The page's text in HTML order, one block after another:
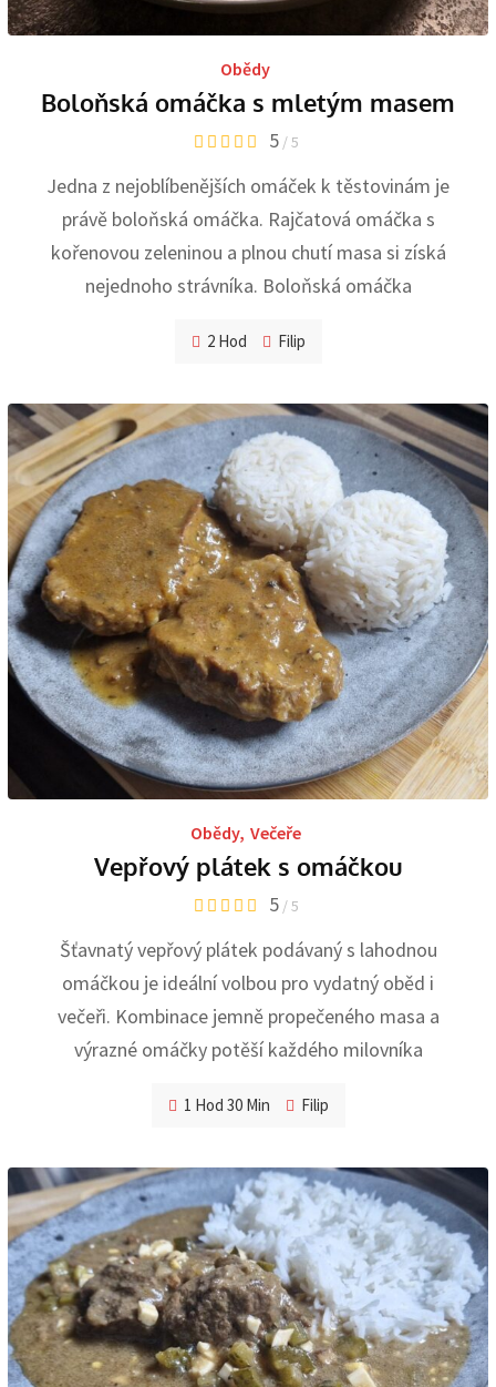
Obědy
Boloňská omáčka s mletým masem
5 / 5
Jedna z nejoblíbenějších omáček k těstovinám je
právě boloňská omáčka. Rajčatová omáčka s
kořenovou zeleninou a plnou chutí masa si získá
nejednoho strávníka. Boloňská omáčka
2 Hod Filip
Obědy, Večeře
Vepřový plátek s omáčkou
5 / 5
Šťavnatý vepřový plátek podávaný s lahodnou
omáčkou je ideální volbou pro vydatný oběd i
večeři. Kombinace jemně propečeného masa a
výrazné omáčky potěší každého milovníka
1 Hod 30 Min Filip